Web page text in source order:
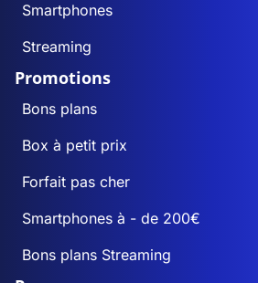
Smartphones
Streaming
Promotions
Bons plans
Box à petit prix
Forfait pas cher
Smartphones à - de 200€
Bons plans Streaming